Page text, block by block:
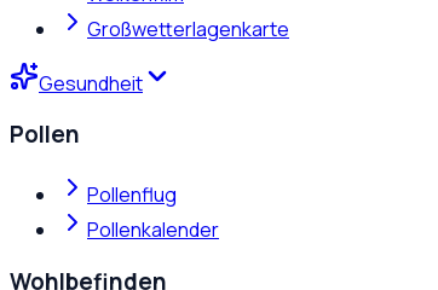
Großwetterlagenkarte
Gesundheit
Pollen
Pollenflug
Pollenkalender
Wohlbefinden